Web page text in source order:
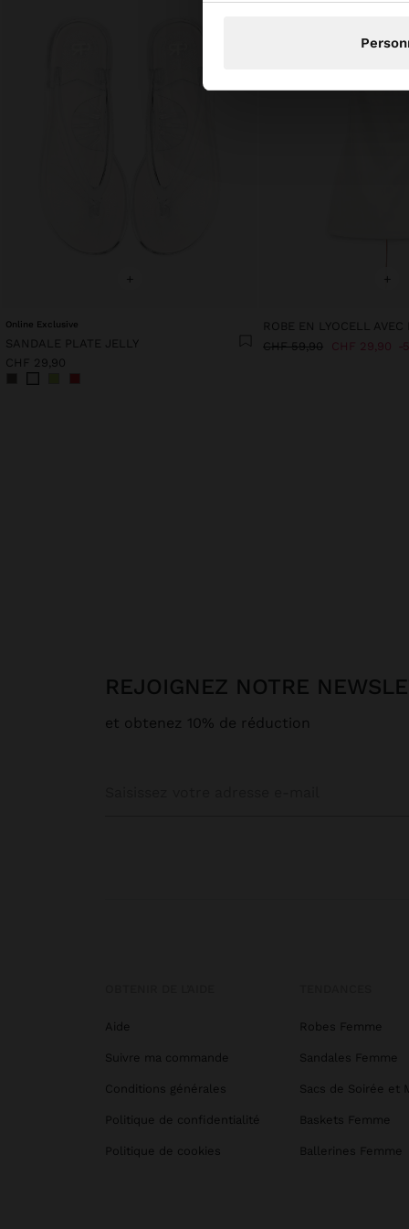
+
Online Exclusive
SANDALE PLATE JELLY
CHF 29,90
+
CHF 59,90 CHF 29,90
REJOIGNEZ NOTRE
et obtenez 10% de réduction
Aide
Suivre ma commande
Conditions générales
Politique de confidentialité
Politique de cookies
Robes Femme
Sandales Femme
Sacs de Soirée et
Baskets Femme
Ballerines Femme